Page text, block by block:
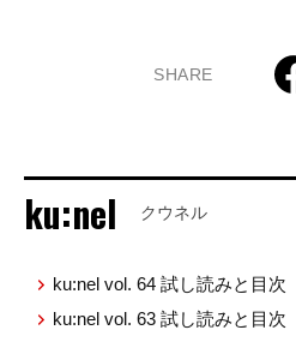
SHARE
ku:nel クウネル
ku:nel vol. 64 試し読みと目次
ku:nel vol. 63 試し読みと目次